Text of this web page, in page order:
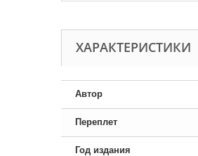
ХАРАКТЕРИСТИКИ
Автор
Переплет
Год издания